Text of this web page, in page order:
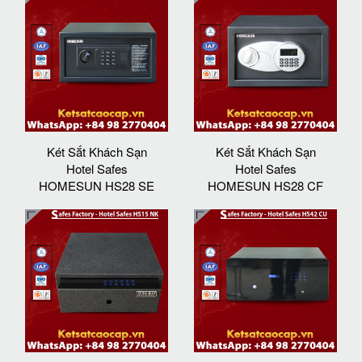
Két Sắt Khách Sạn
Hotel Safes
HOMESUN HS28 SE
Két Sắt Khách Sạn
Hotel Safes
HOMESUN HS28 CF